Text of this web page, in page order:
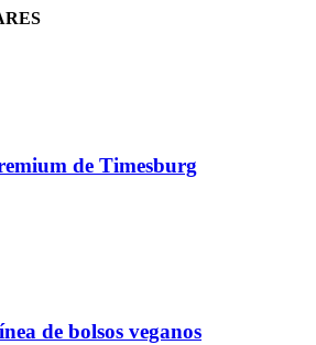
de Timesburg
de bolsos veganos